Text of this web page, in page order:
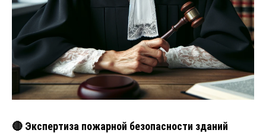
🔴 Экспертиза пожарной безопасности зданий